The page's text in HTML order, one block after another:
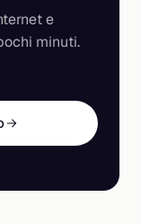
e
minuti.